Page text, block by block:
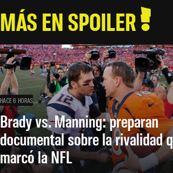
MÁS EN SPOILER
HACE 6 HORAS
Brady vs. Manning: preparan
documental sobre la rivalidad
marcó la NFL